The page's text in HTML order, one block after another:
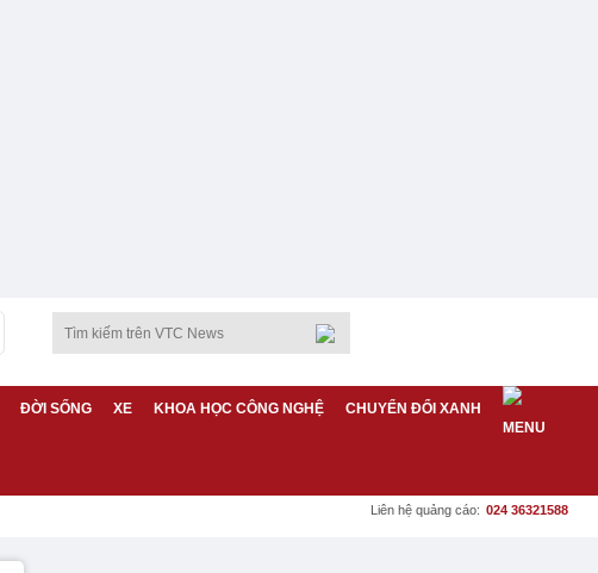
ĐỜI SỐNG XE KHOA HỌC CÔNG NGHỆ CHUYỂN ĐỔI XANH
Liên hệ quảng cáo: 024 36321588